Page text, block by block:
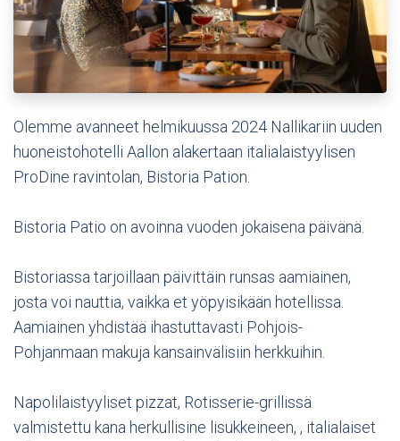
Olemme avanneet helmikuussa 2024 Nallikariin uuden
huoneistohotelli Aallon alakertaan italialaistyylisen
ProDine ravintolan, Bistoria Pation.
Bistoria Patio on avoinna vuoden jokaisena päivänä.
Bistoriassa tarjoillaan päivittäin runsas aamiainen,
josta voi nauttia, vaikka et yöpyisikään hotellissa.
Aamiainen yhdistää ihastuttavasti Pohjois-
Pohjanmaan makuja kansainvälisiin herkkuihin.
Napolilaistyyliset pizzat, Rotisserie-grillissä
valmistettu kana herkullisine lisukkeineen, , italialaiset